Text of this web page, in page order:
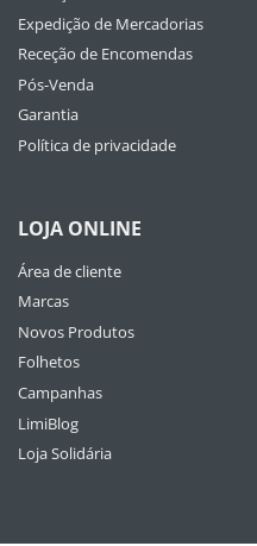
Expedição de Mercadorias
Receção de Encomendas
Pós-Venda
Garantia
Política de privacidade
LOJA ONLINE
Área de cliente
Marcas
Novos Produtos
Folhetos
Campanhas
LimiBlog
Loja Solidária